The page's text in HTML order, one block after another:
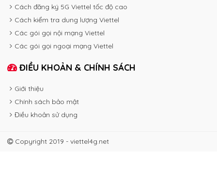
Cách đăng ký 5G Viettel tốc độ cao
Cách kiểm tra dung lượng Viettel
Các gói gọi nội mạng Viettel
Các gói gọi ngoại mạng Viettel
ĐIỀU KHOẢN & CHÍNH SÁCH
Giới thiệu
Chính sách bảo mật
Điều khoản sử dụng
Copyright 2019 - viettel4g.net